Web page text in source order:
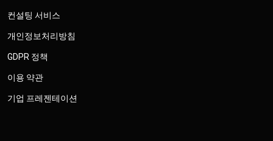
컨설팅 서비스
개인정보처리방침
GDPR 정책
이용 약관
기업 프레젠테이션